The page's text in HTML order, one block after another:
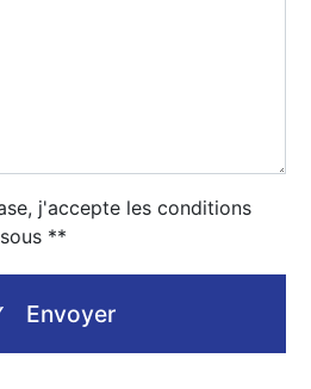
j'accepte les conditions
**
Envoyer